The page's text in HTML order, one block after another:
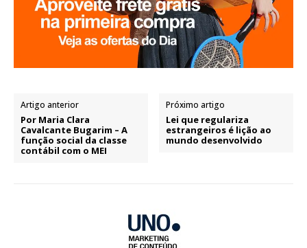
Artigo anterior
Por Maria Clara
Cavalcante Bugarim – A
função social da classe
contábil com o MEI
Próximo artigo
Lei que regulariza
estrangeiros é lição ao
mundo desenvolvido